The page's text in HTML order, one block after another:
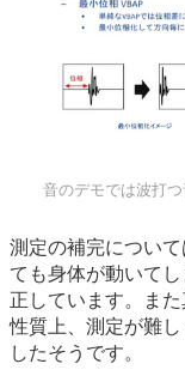
音のデモでは波打
測定の補完につい
ても身体が動いて
正しています。ま
性質上、測定が難
したそうです。